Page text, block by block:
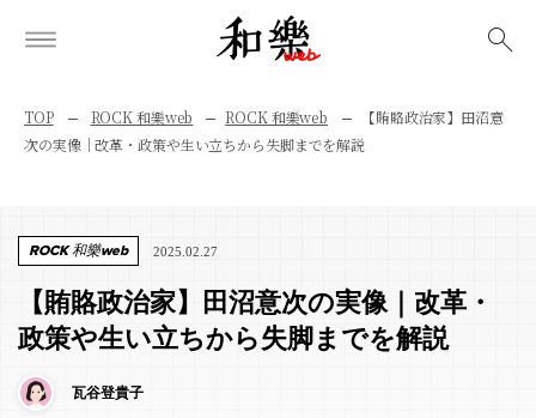
TOP ROCK 和樂web ROCK 和樂web
【賄賂政治家】田沼意
次の実像｜改革・政策や生い立ちから失脚までを解説
ROCK 和樂web 2025.02.27
【賄賂政治家】田沼意次の実像｜改革・
政策や生い立ちから失脚までを解説
瓦谷登貴子